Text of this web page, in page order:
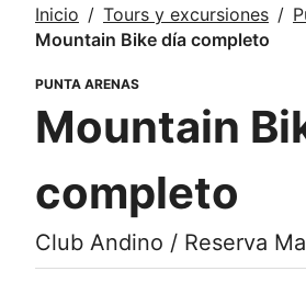
Inicio Tours y excursiones
Mountain Bike día completo
PUNTA ARENAS
Mountain
completo
Club Andino / Reserva